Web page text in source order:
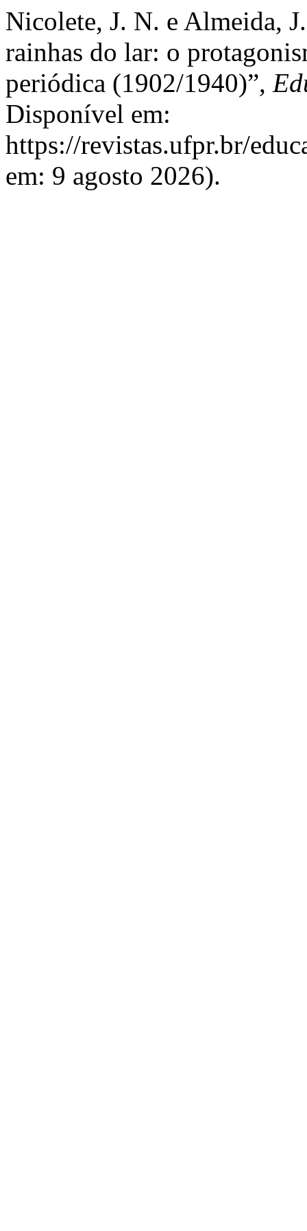
Nicolete, J. N. e Almeida,
rainhas do lar: o
periódica (1902/1940)”,
Disponível em:
https://revistas.ufpr.br/
em: 9 agosto 2026).